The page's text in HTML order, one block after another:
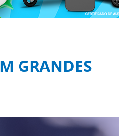
GRANDES